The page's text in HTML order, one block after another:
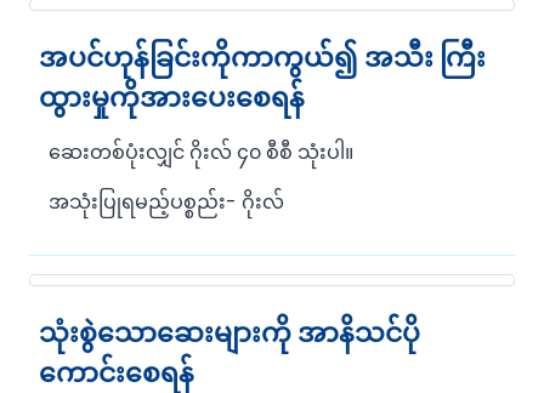
အပင်ဟုန်ခြင်းကိုကာကွယ်၍ အသီး ကြီး
ထွားမှုကိုအားပေးစေရန်
ဆေးတစ်ပုံးလျှင် ဂိုးလ် ၄၀ စီစီ သုံးပါ။
အသုံးပြုရမည့်ပစ္စည်း- ဂိုးလ်
သုံးစွဲသောဆေးများကို အာနိသင်ပို
ကောင်းစေရန်